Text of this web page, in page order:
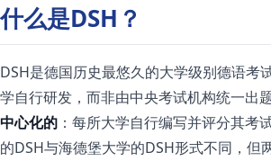
什么是DSH？
DSH是德国历史最悠久的大学级别德语考
学自行研发，而非由中央考试机构统一出
中心化的 ：每所大学自行编写并评分其考
的DSH与海德堡大学的DSH形式不同，但